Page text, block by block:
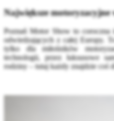
Największe motoryzacyjne
Poznań Motor Show to coroczna
odwiedzających z całej Europy.
tylko dla miłośników
technologii, przez luksusowe
rodziny – tutaj każdy znajdzie coś